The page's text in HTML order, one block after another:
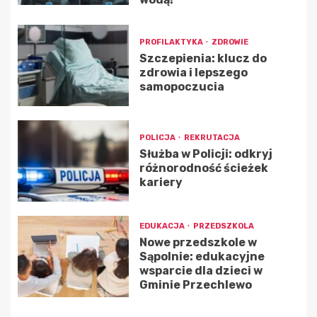
PROFILAKTYKA ZDROWIE
Szczepienia: klucz do
zdrowia i lepszego
samopoczucia
POLICJA REKRUTACJA
Służba w Policji: odkryj
różnorodność ścieżek
kariery
EDUKACJA PRZEDSZKOLA
Nowe przedszkole w
Sąpolnie: edukacyjne
wsparcie dla dzieci w
Gminie Przechlewo